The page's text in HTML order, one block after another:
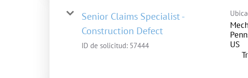
Senior Claims Specialist -
Construction Defect
ID de solicitud: 57444